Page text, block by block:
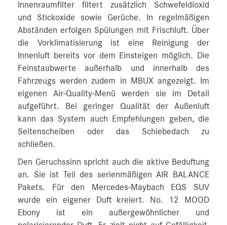
Innenraumfilter filtert zusätzlich Schwefeldioxid
und Stickoxide sowie Gerüche. In regelmäßigen
Abständen erfolgen Spülungen mit Frischluft. Über
die Vorklimatisierung ist eine Reinigung der
Innenluft bereits vor dem Einsteigen möglich. Die
Feinstaubwerte außerhalb und innerhalb des
Fahrzeugs werden zudem in MBUX angezeigt. Im
eigenen Air-Quality-Menü werden sie im Detail
aufgeführt. Bei geringer Qualität der Außenluft
kann das System auch Empfehlungen geben, die
Seitenscheiben oder das Schiebedach zu
schließen.
Den Geruchssinn spricht auch die aktive Beduftung
an. Sie ist Teil des serienmäßigen AIR BALANCE
Pakets. Für den Mercedes-Maybach EQS SUV
wurde ein eigener Duft kreiert. No. 12 MOOD
Ebony ist ein außergewöhnlicher und